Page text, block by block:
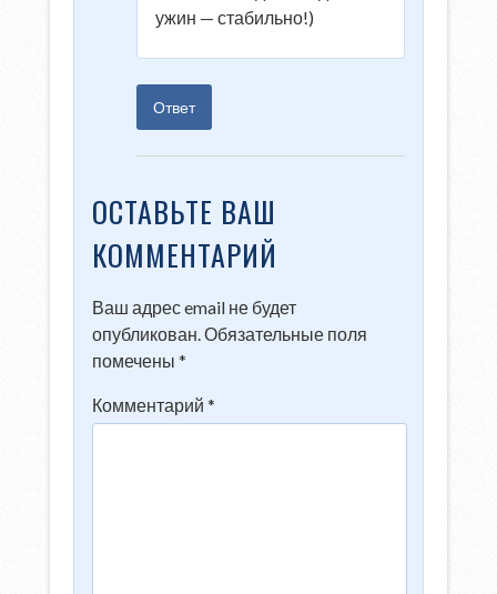
ужин — стабильно!)
Ответ
ОСТАВЬТЕ ВАШ
КОММЕНТАРИЙ
Ваш адрес email не будет
опубликован.Обязательные поля
помечены*
Комментарий*